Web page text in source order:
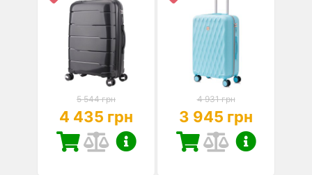
5 544 грн
4 435 грн
4 931 грн
3 945 грн